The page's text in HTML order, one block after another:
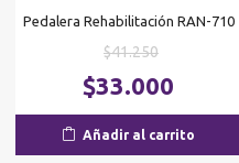
Pedalera Rehabilitación RAN-710
$41.250El
precio
original
era:
$41.250.
$33.000
Añadir al carrito